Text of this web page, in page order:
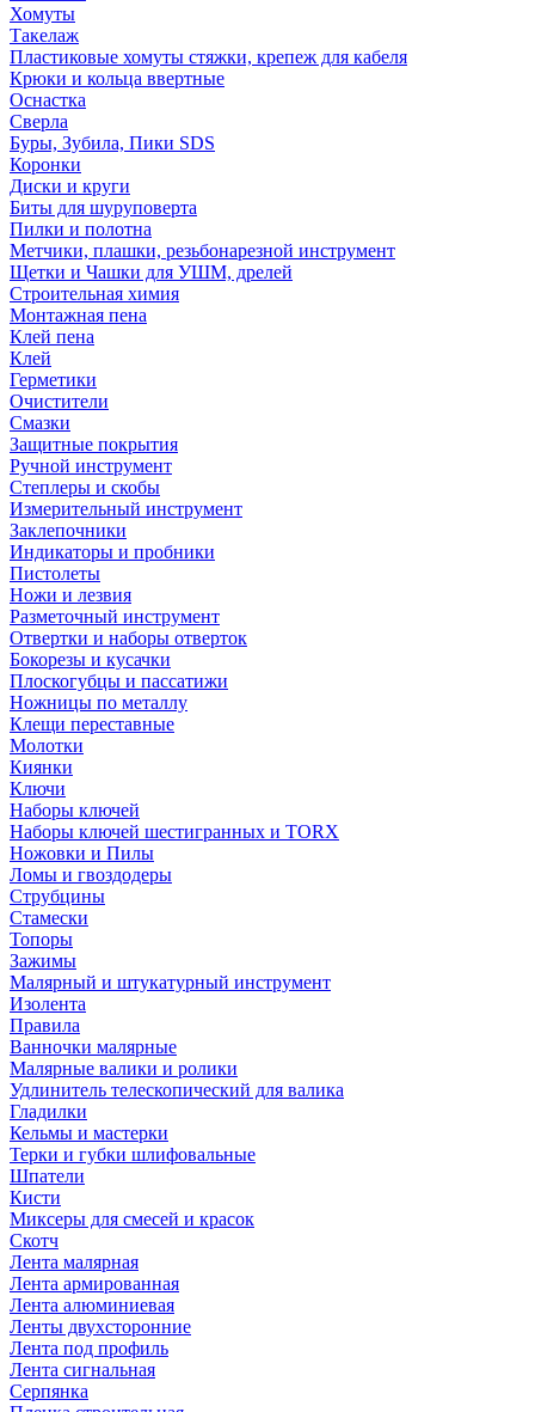
Хомуты
Такелаж
Пластиковые хомуты стяжки, крепеж для кабеля
Крюки и кольца ввертные
Оснастка
Сверла
Буры, Зубила, Пики SDS
Коронки
Диски и круги
Биты для шуруповерта
Пилки и полотна
Метчики, плашки, резьбонарезной инструмент
Щетки и Чашки для УШМ, дрелей
Строительная химия
Монтажная пена
Клей пена
Клей
Герметики
Очистители
Смазки
Защитные покрытия
Ручной инструмент
Степлеры и скобы
Измерительный инструмент
Заклепочники
Индикаторы и пробники
Пистолеты
Ножи и лезвия
Разметочный инструмент
Отвертки и наборы отверток
Бокорезы и кусачки
Плоскогубцы и пассатижи
Ножницы по металлу
Клещи переставные
Молотки
Киянки
Ключи
Наборы ключей
Наборы ключей шестигранных и TORX
Ножовки и Пилы
Ломы и гвоздодеры
Струбцины
Стамески
Топоры
Зажимы
Малярный и штукатурный инструмент
Изолента
Правила
Ванночки малярные
Малярные валики и ролики
Удлинитель телескопический для валика
Гладилки
Кельмы и мастерки
Терки и губки шлифовальные
Шпатели
Кисти
Миксеры для смесей и красок
Скотч
Лента малярная
Лента армированная
Лента алюминиевая
Ленты двухсторонние
Лента под профиль
Лента сигнальная
Серпянка